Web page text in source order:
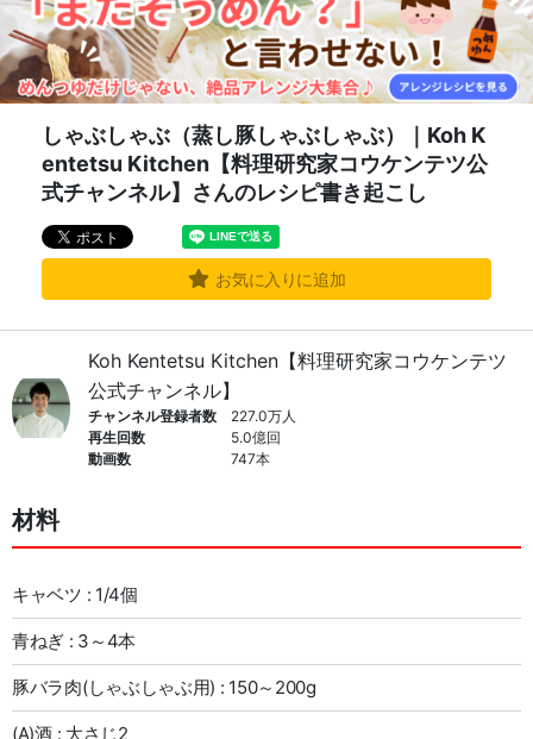
しゃぶしゃぶ（蒸し豚しゃぶしゃぶ）｜Koh K
entetsu Kitchen【料理研究家コウケンテツ公
式チャンネル】さんのレシピ書き起こし
お気に入りに追加
Koh Kentetsu Kitchen【料理研究家コウケンテツ
公式チャンネル】
チャンネル登録者数
227.0万人
再生回数
5.0億回
動画数
747本
材料
キャベツ : 1/4個
青ねぎ : 3～4本
豚バラ肉(しゃぶしゃぶ用) : 150～200g
(A)酒 : 大さじ2